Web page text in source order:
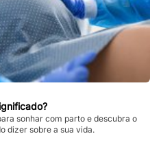
sonhar com parto e descubra o
dizer sobre a sua vida.